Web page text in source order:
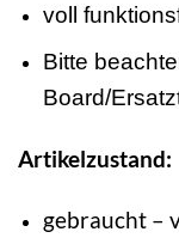
voll
Bitte
Board/
Artikelzustand:
gebraucht –